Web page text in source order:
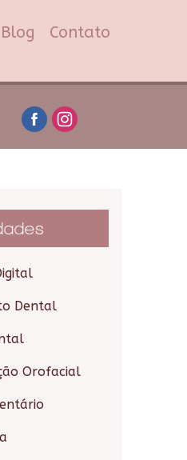
Blog Contato
Dental
Orofacial